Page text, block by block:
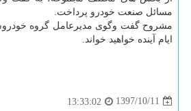
مسائل صنعت خودرو پرداخت.
مشروح گفت وگوی مدیرعامل گروه
ایام آینده خواهید خواند.
1397/10/11
13:33:02